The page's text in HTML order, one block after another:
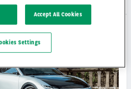
Accept All Cookies
Settings